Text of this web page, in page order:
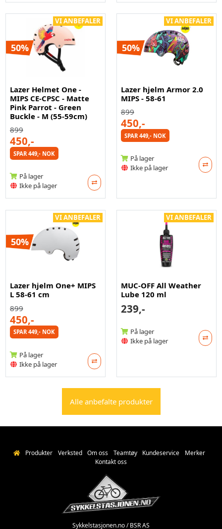
VI ANBEFALER
50%
Lazer Helmet One -
MIPS CE-CPSC - Matte
Pink Parrot - Green
Buckle - M (55-59cm)
899
450,-
SPAR 449,- NOK
På lager
Ikke på lager
VI ANBEFALER
50%
Lazer hjelm Armor 2.0
MIPS - 58-61
899
450,-
SPAR 449,- NOK
På lager
Ikke på lager
VI ANBEFALER
50%
Lazer hjelm One+ MIPS
L 58-61 cm
899
450,-
SPAR 449,- NOK
På lager
Ikke på lager
VI ANBEFALER
MUC-OFF All Weather
Lube 120 ml
239,-
På lager
Ikke på lager
Alle anbefalte produkter
Produkter Verksted Om oss Teamtøy Kundeservice
Merker
Kontakt oss
Sykkelstasjonen.no / BSR AS